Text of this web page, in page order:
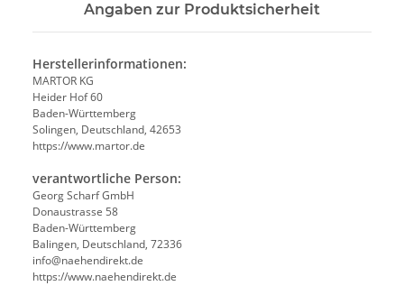
Angaben zur Produktsicherheit
Herstellerinformationen:
MARTOR KG
Heider Hof 60
Baden-Württemberg
Solingen, Deutschland, 42653
https://www.martor.de
verantwortliche Person:
Georg Scharf GmbH
Donaustrasse 58
Baden-Württemberg
Balingen, Deutschland, 72336
info@naehendirekt.de
https://www.naehendirekt.de